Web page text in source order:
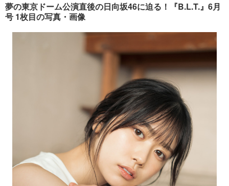
音楽 スポーツ
その他
ペット ショッピング
その他
プッシュ通知の停止方法
夢の東京ドーム公演直後の日向坂46に迫る！『B.L.T.』6月
号 1枚目の写真・画像